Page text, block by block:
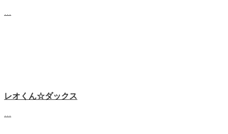
レオくん☆ダックス